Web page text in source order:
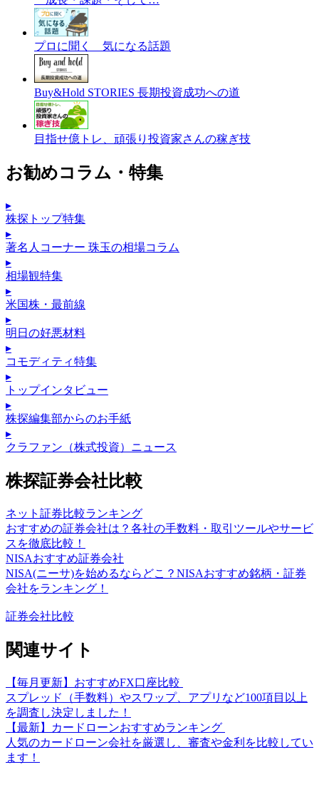
プロに聞く 気になる話題
Buy&Hold STORIES 長期投資成功への道
目指せ億トレ、頑張り投資家さんの稼ぎ技
お勧めコラム・特集
▸
株探トップ特集
▸
著名人コーナー 珠玉の相場コラム
▸
相場観特集
▸
米国株・最前線
▸
明日の好悪材料
▸
コモディティ特集
▸
トップインタビュー
▸
株探編集部からのお手紙
▸
クラファン（株式投資）ニュース
株探証券会社比較
ネット証券比較ランキング
おすすめの証券会社は？各社の手数料・取引ツールやサービ
スを徹底比較！
NISAおすすめ証券会社
NISA(ニーサ)を始めるならどこ？NISAおすすめ銘柄・証券
会社をランキング！
証券会社比較
関連サイト
【毎月更新】おすすめFX口座比較
スプレッド（手数料）やスワップ、アプリなど100項目以上
を調査し決定しました！
【最新】カードローンおすすめランキング
人気のカードローン会社を厳選し、審査や金利を比較してい
ます！